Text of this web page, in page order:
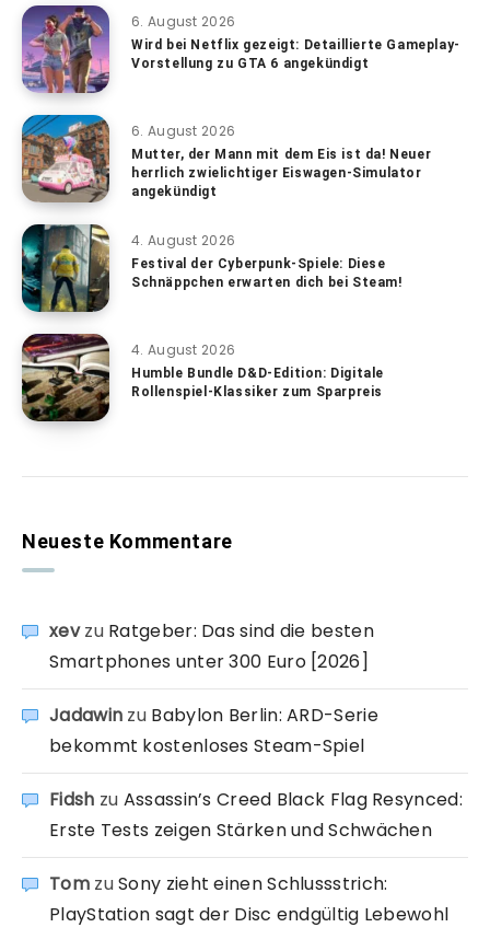
6. August 2026
Wird bei Netflix gezeigt: Detaillierte Gameplay-
Vorstellung zu GTA 6 angekündigt
6. August 2026
Mutter, der Mann mit dem Eis ist da! Neuer
herrlich zwielichtiger Eiswagen-Simulator
angekündigt
4. August 2026
Festival der Cyberpunk-Spiele: Diese
Schnäppchen erwarten dich bei Steam!
4. August 2026
Humble Bundle D&D-Edition: Digitale
Rollenspiel-Klassiker zum Sparpreis
Neueste Kommentare
xevzu Ratgeber: Das sind die besten
Smartphones unter 300 Euro [2026]
Jadawin zu Babylon Berlin: ARD-Serie
bekommt kostenloses Steam-Spiel
Fidsh zu Assassin’s Creed Black Flag Resynced:
Erste Tests zeigen Stärken und Schwächen
TomzuSony zieht einen Schlussstrich:
PlayStation sagt der Disc endgültig Lebewohl